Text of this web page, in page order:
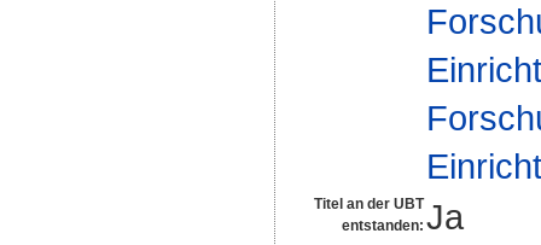
Titel an der UBT
entstanden: Ja